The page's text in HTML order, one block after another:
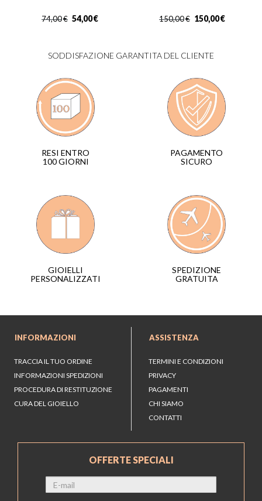
€
74,00 €
54,00 €
150,00 €
150,00
SODDISFAZIONE GARANTITA DEL CLIENTE
RESI ENTRO
100 GIORNI
PAGAMENTO
SICURO
GIOIELLI
PERSONALIZZATI
SPEDIZIONE
GRATUITA
INFORMAZIONI
TRACCIA IL TUO ORDINE
INFORMAZIONI SPEDIZIONI
PROCEDURA DI RESTITUZIONE
CURA DEL GIOIELLO
ASSISTENZA
TERMINI E CONDIZIONI
PRIVACY
PAGAMENTI
CHI SIAMO
CONTATTI
OFFERTE SPECIALI